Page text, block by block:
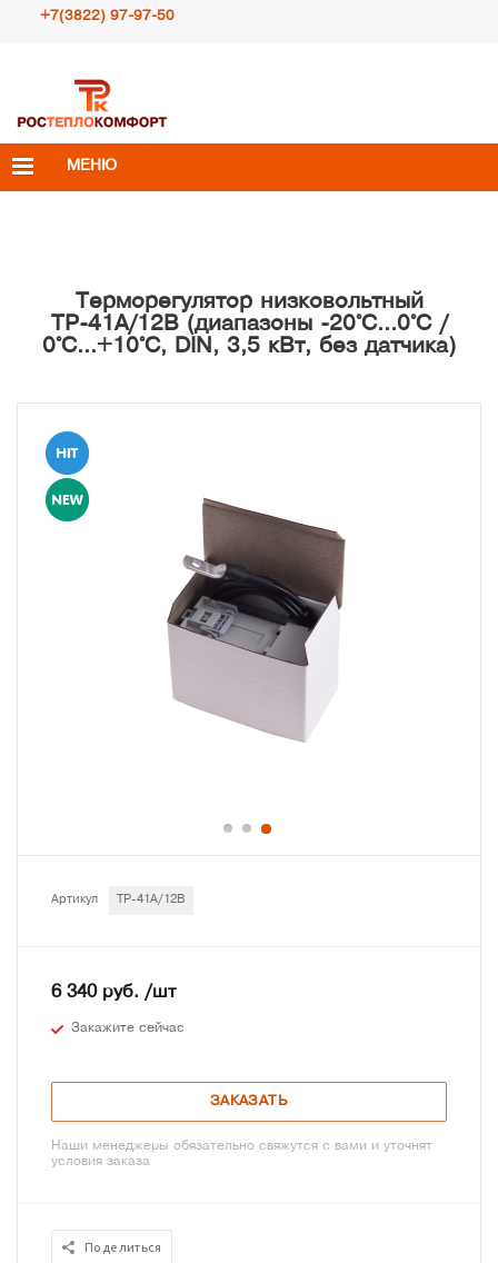
+7(3822) 97-97-50
info@rosteplokomfort.ru
МЕНЮ
Терморегулятор низковольтный
ТР-41A/12В (диапазоны -20°С...0°С /
0°С...+10°С, DIN, 3,5 кВт, без датчика)
Артикул ТР-41A/12В
6 340 руб. /шт
Закажите сейчас
ЗАКАЗАТЬ
Наши менеджеры обязательно свяжутся с вами и уточнят
условия заказа
Поделиться